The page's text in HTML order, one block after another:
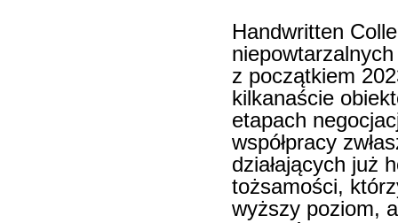
Handwritten
z początkiem
kilkanaście
etapach
współpracy
działających już
tożsamości,
wyższy poziom,